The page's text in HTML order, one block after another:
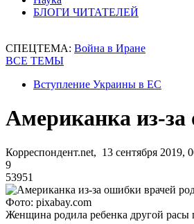
БЛОГИ ЧИТАТЕЛЕЙ
СПЕЦТЕМА: Война в Иране
ВСЕ ТЕМЫ
Вступление Украины в ЕС
Американка из-за
Корреспондент.net, 13 сентября 2019,
9
53951
Фото: pixabay.com
Женщина родила ребенка другой